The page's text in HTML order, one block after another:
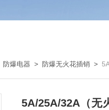
防爆电器 > 防爆无火花插销 >
5A/25A/32A（无